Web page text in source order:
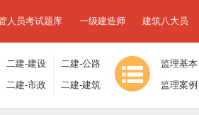
人员考试题库 一级建造师 建筑八大员
二建-建设
工程施工
管理
二建-公路
工程
二建-市政
工程
二建-建筑
工程
监理基本
理论与相
关法规
监理案例
分析